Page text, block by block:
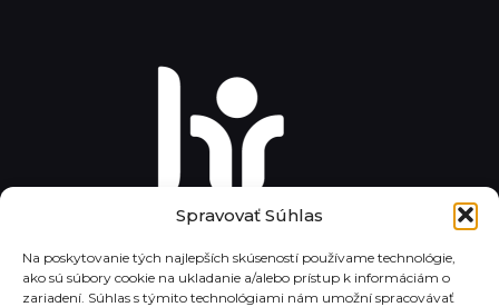
Spravovať Súhlas
Na poskytovanie tých najlepších skúseností používame technológie,
ako sú súbory cookie na ukladanie a/alebo prístup k informáciám o
zariadení. Súhlas s týmito technológiami nám umožní spracovávať